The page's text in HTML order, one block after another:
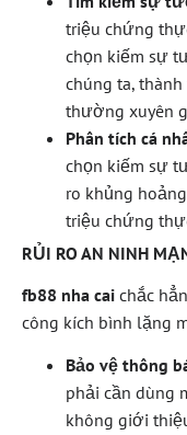
triệu chứng
chọn kiếm sự
chúng ta,
thường xuyên
Phân tích cá
chọn kiếm sự
ro khủng
triệu chứng
RỦI RO AN NINH
fb88 nha cai chắc
công kích bình lặng
Bảo vệ thông
phải cần dùng
không giới